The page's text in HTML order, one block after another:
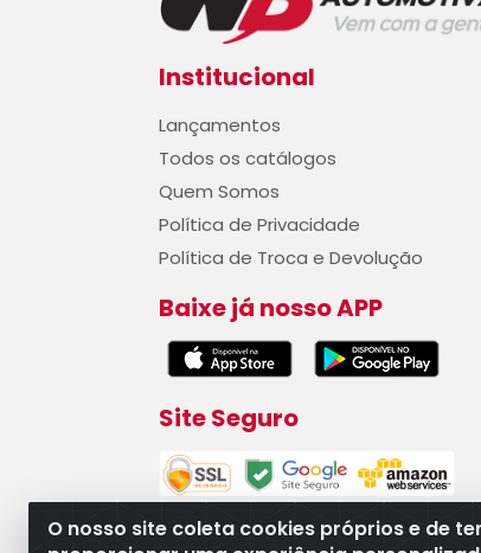
O nosso site coleta cookies próprios e de
Institucional
Lançamentos
Todos os catálogos
Quem Somos
Política de Privacidade
Política de Troca e Devolução
Baixe já nosso APP
Site Seguro